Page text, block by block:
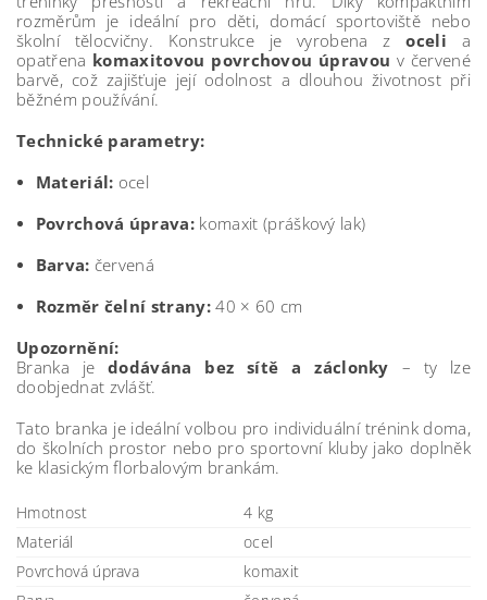
rozměrům je ideální pro děti, domácí sportoviště nebo
školní tělocvičny. Konstrukce je vyrobena zoceli a
opatřena komaxitovou povrchovou úpravou v červené
barvě, což zajišťuje její odolnost a dlouhou životnost při
běžném používání.
Technické parametry:
Materiál: ocel
Povrchová úprava: komaxit (práškový lak)
Barva: červená
Rozměr čelní strany: 40 × 60 cm
Upozornění:
Branka jedodávána bez sítě a záclonky – ty lze
doobjednat zvlášť.
Tato branka je ideální volbou pro individuální trénink doma,
do školních prostor nebo pro sportovní kluby jako doplněk
ke klasickým florbalovým brankám.
Hmotnost
4 kg
Materiál
ocel
Povrchová úprava
komaxit